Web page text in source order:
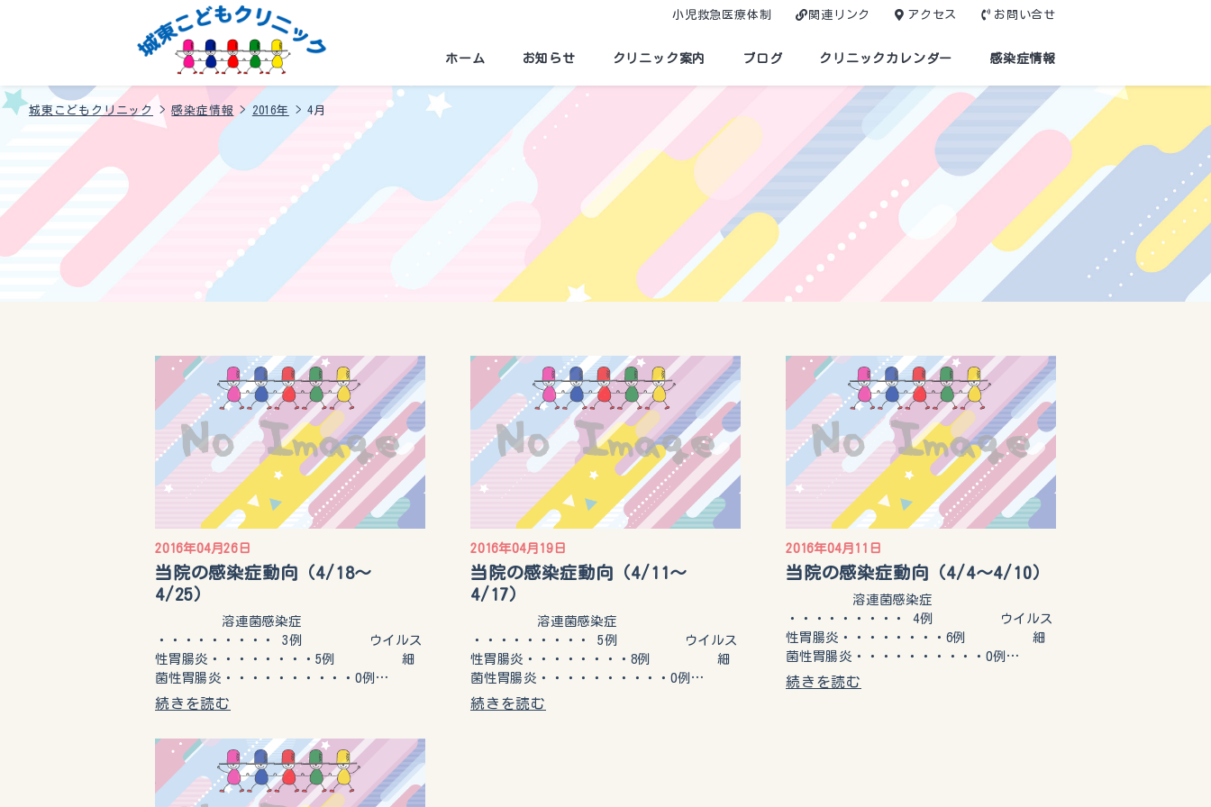
小児救急医療体制 関連リンク アクセス お問い合せ
ホーム お知らせ クリニック案内 ブログ クリニックカレンダー 感染症情報
城東こどもクリニック >感染症情報 > 2016年 >4月
2016年04月26日
当院の感染症動向（4/18～
4/25）
溶連菌感染症
・・・・・・・・・ 3例 ウイルス
性胃腸炎・・・・・・・・5例 細
菌性胃腸炎・・・・・・・・・・0例…
続きを読む
2016年04月19日
当院の感染症動向（4/11～
4/17）
溶連菌感染症
・・・・・・・・・ 5例 ウイルス
性胃腸炎・・・・・・・・8例 細
菌性胃腸炎・・・・・・・・・・0例…
続きを読む
2016年04月11日
当院の感染症動向（4/4～4/10）
溶連菌感染症
・・・・・・・・・ 4例 ウイルス
性胃腸炎・・・・・・・・6例 細
菌性胃腸炎・・・・・・・・・・0例…
続きを読む